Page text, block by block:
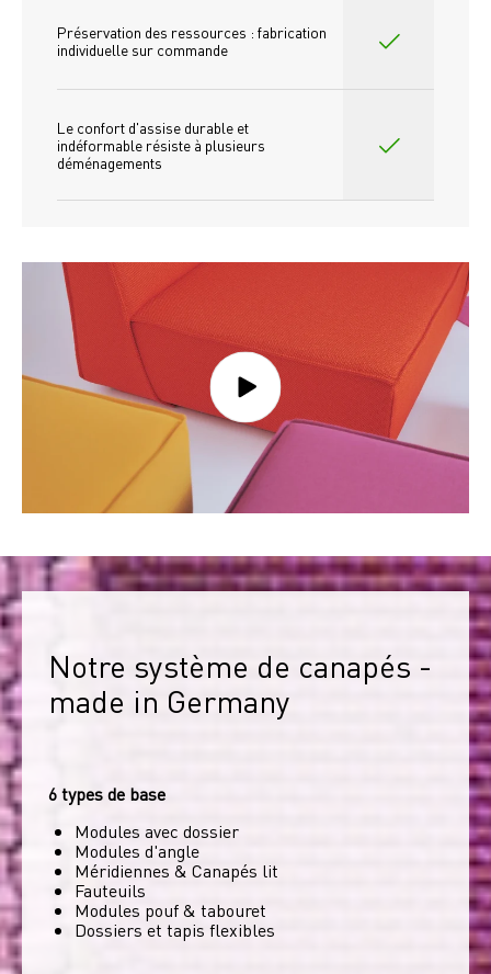
Préservation des ressources : fabrication
individuelle sur commande
Le confort d'assise durable et
indéformable résiste à plusieurs
déménagements
Notre système de canapés -
made in Germany
6 types de base
Modules avec dossier
Modules d'angle
Méridiennes & Canapés lit
Fauteuils
Modules pouf & tabouret
Dossiers et tapis flexibles